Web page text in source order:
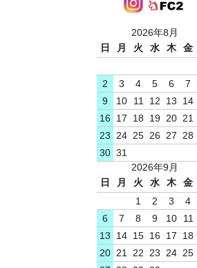
2026年8月
日
月 火 水 木 金
2
3 4 5 6 7
9
10 11 12 13 14
16
17 18 19 20 21
23
24 25 26 27 28
30 31
2026年9月
日
月 火 水 木 金
1
2 3 4
6
7 8 9 10 11
13
14 15 16 17 18
20 21 22 23 24 25